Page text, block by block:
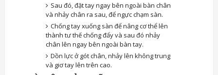
Sau đó, đặt tay ngay bên ngoài bàn chân
và nhảy chân ra sau, để ngực chạm sàn.
Chống tay xuống sàn để nâng cơ thể lên
thành tư thế chống đẩy và sau đó nhảy
chân lên ngay bên ngoài bàn tay.
Dồn lực ở gót chân, nhảy lên không trung
và giơ tay lên trên cao.